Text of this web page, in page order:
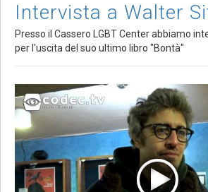
Intervista a Walter
Presso il Cassero LGBT Center abbiamo
per l'uscita del suo ultimo libro "Bontà"